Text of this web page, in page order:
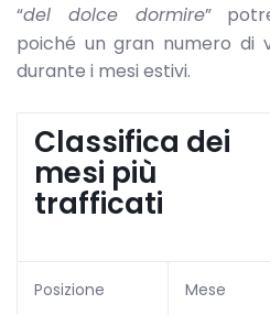
“del dolce dormire”
poiché un gran numero di
durante i mesi estivi.
Classifica dei
mesi più
trafficati
Posizione Mese